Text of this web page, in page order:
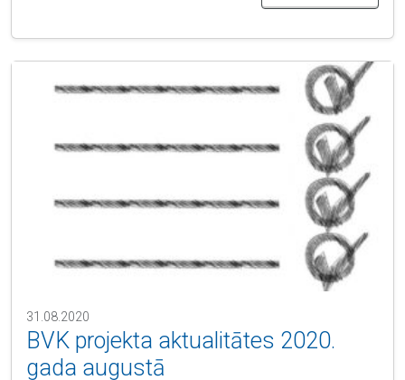
31.08.2020
BVK projekta aktualitātes 2020.
gada augustā